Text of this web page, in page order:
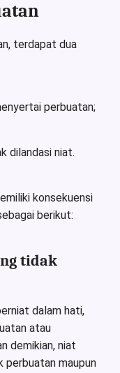
terdapat dua
perbuatan;
dilandasi niat.
konsekuensi
berikut:
tidak
dalam hati,
atau
demikian, niat
maupun